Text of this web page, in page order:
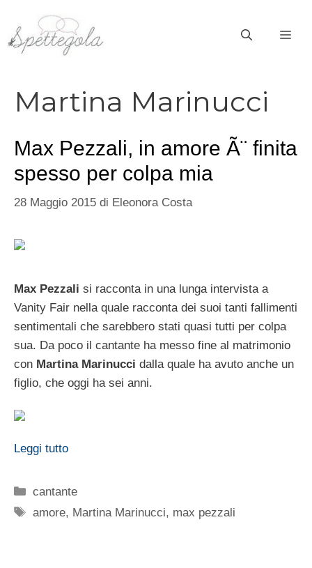
contenuto
Martina Marinucci
Max Pezzali, in amore Ã¨ finita
spesso per colpa mia
28 Maggio 2015 di Eleonora Costa
Max Pezzali si racconta in una lunga intervista a
Vanity Fair nella quale racconta dei suoi tanti fallimenti
sentimentali che sarebbero stati quasi tutti per colpa
sua. Da poco il cantante ha messo fine al matrimonio
con Martina Marinucci dalla quale ha avuto anche un
figlio, che oggi ha sei anni.
Leggi tutto
Categorie
cantante
Tag
amore, Martina Marinucci, max pezzali